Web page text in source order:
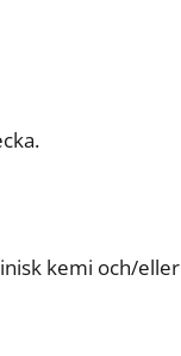
kemi och/eller